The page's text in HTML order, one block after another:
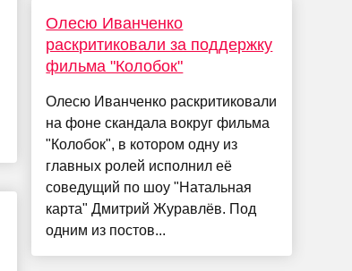
Олесю Иванченко
раскритиковали за поддержку
фильма "Колобок"
Олесю Иванченко раскритиковали
на фоне скандала вокруг фильма
"Колобок", в котором одну из
главных ролей исполнил её
соведущий по шоу "Натальная
карта" Дмитрий Журавлёв. Под
одним из постов...